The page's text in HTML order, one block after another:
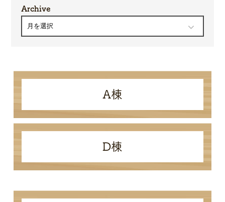
Archive
A棟
D棟